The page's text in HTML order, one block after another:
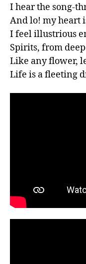
I hear the song-
And lo! my heart
I feel illustrious
Spirits, from
Like any flower,
Life is a fleeting